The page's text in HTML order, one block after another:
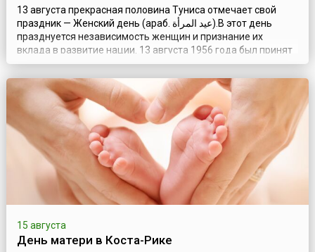
13 августа прекрасная половина Туниса отмечает свой
праздник — Женский день (араб. عيد المرأة).В этот день
празднуется независимость женщин и признание их
вклада в развитие нации. 13 августа 1956 года был принят
Кодекс о личном статусе (CPS), признающий женщин
субъектами права. В честь этого события и был учрежден
национальный женский праздник.Данный документ дал
женщинам права и установил...
15 августа
День матери в Коста-Рике